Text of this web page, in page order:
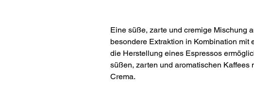
Eine süße, zarte und cremige Mischung
besondere Extraktion in Kombination mit
die Herstellung eines Espressos
süßen, zarten und aromatischen Kaffees
Crema.